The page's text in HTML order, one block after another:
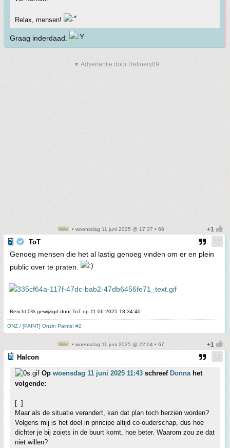
Relax, mensen!
Graag inderdaad.
▼ Advertentie door Refinery89
• woensdag 11 juni 2025 @ 17:37 • 66
ToT
Genoeg mensen die het al lastig genoeg vinden om er en plein
public over te praten.
Bericht 0% gewijzigd door ToT op 11-06-2025 18:34:40
ONZ / [PAINT] Onzin Paints! #2
• woensdag 11 juni 2025 @ 22:04 • 67
Halcon
Op woensdag 11 juni 2025 11:43 schreef Donnahet
volgende:
[..]
Maar als de situatie verandert, kan dat plan toch herzien worden?
Volgens mij is het doel in principe altijd co-ouderschap, dus hoe
dichter je bij zoiets in de buurt komt, hoe beter. Waarom zou ze dat
niet willen?